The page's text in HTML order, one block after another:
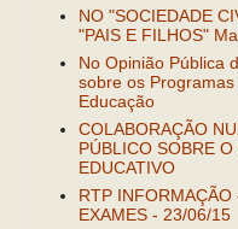
NO "SOCIEDADE
"PAIS E FILHOS"
No Opinião Pública
sobre os
Educação
COLABORAÇÃO
PÚBLICO SOBRE O
EDUCATIVO
RTP INFORMAÇÃO
EXAMES - 23/06/15